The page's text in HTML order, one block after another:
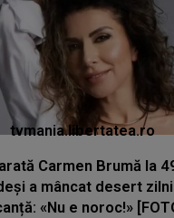
tvmania.libertatea.ro
Carmen Brumă la
a mâncat desert
«Nu e noroc!»